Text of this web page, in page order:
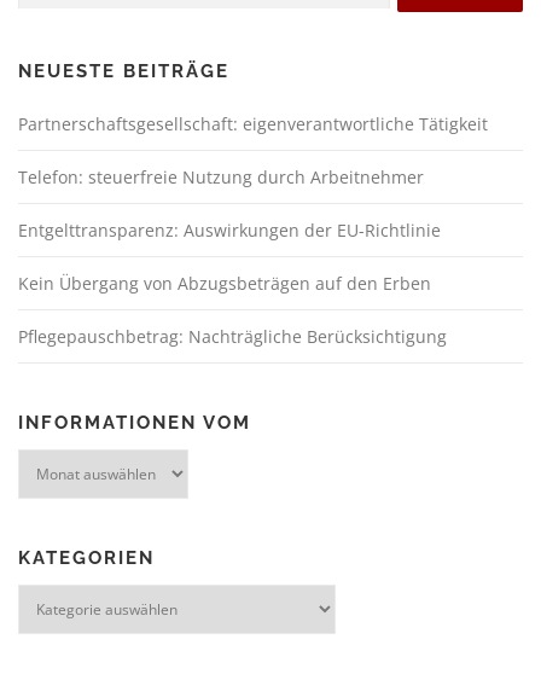
NEUESTE BEITRÄGE
Partnerschaftsgesellschaft: eigenverantwortliche Tätigkeit
Telefon: steuerfreie Nutzung durch Arbeitnehmer
Entgelttransparenz: Auswirkungen der EU-Richtlinie
Kein Übergang von Abzugsbeträgen auf den Erben
Pflegepauschbetrag: Nachträgliche Berücksichtigung
INFORMATIONEN VOM
KATEGORIEN